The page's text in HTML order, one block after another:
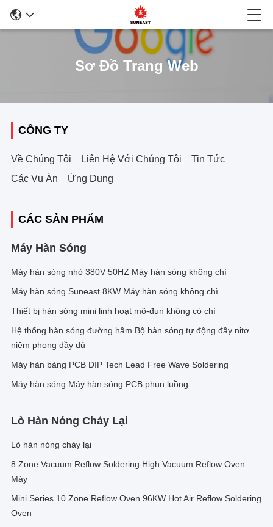
Sơ Đồ Trang Web
CÔNG TY
Về Chúng Tôi Liên Hệ Với Chúng Tôi
Tin Tức
Các Vụ Án
Ứng Dụng
CÁC SẢN PHẨM
Máy Hàn Sóng
Máy hàn sóng nhỏ 380V 50HZ Máy hàn sóng không chì
Máy hàn sóng Suneast 8KW Máy hàn sóng không chì
Thiết bị hàn sóng mini linh hoạt mô-đun không có chì
Hệ thống hàn sóng đường hầm Bộ hàn sóng tự động đầy nitơ
niêm phong đầy đủ
Máy hàn bảng PCB DIP Tech Lead Free Wave Soldering
Máy hàn sóng Máy hàn sóng PCB phun luồng
Lò Hàn Nóng Chảy Lại
Lò hàn nóng chảy lại
8 Zone Vacuum Reflow Soldering High Vacuum Reflow Oven
Máy
Mini Series 10 Zone Reflow Oven 96KW Hot Air Reflow Soldering
Oven